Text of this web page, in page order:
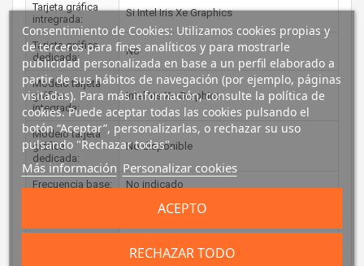
Tarjeta gráfica
intregrada:
Si Intel Iris Xe Graphics
Tarjeta gráfica
dedicada:
No
Modelo tarjeta
gráfica
integrada:
Intel Iris Xe Graphics
Modelo tarjeta
gráfica
dedicada:
No disponible
Frecuencia base: No indicado
No indicado
Consentimiento de Cookies: Utilizamos cookies propias y
de terceros para fines analíticos y para mostrarle
publicidad personalizada en base a un perfil elaborado a
partir de sus hábitos de navegación (por ejemplo, páginas
visitadas). Para más información, consulte la política de
cookies. Puede aceptar todas las cookies pulsando el
botón “Aceptar”, personalizarlas, o rechazar su uso
pulsando "Rechazar todas".
Más información Personalizar cookies
RECHAZAR TODO
ACEPTO